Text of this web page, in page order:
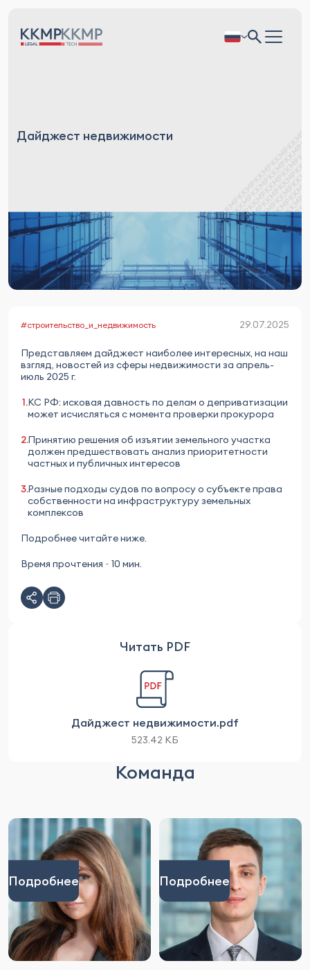
Дайджест недвижимости
#строительство_и_недвижимость 29.07.2025
Представляем дайджест наиболее интересных, на наш
взгляд, новостей из сферы недвижимости за апрель-
июль 2025 г.
КС РФ: исковая давность по делам о деприватизации
может исчисляться с момента проверки прокурора
Принятию решения об изъятии земельного участка
должен предшествовать анализ приоритетности
частных и публичных интересов
Разные подходы судов по вопросу о субъекте права
собственности на инфраструктуру земельных
комплексов
Подробнее читайте ниже.
Время прочтения ~ 10 мин.
Читать PDF
Дайджест недвижимости.pdf
523.42 КБ
Команда
Подробнее Подробнее